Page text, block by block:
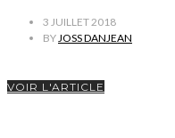
3 JUILLET 2018
BY JOSS DANJEAN
VOIR L'ARTICLE